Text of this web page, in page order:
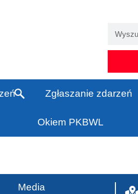
Zgłaszanie zdarzeń
Okiem PKBWL
Media